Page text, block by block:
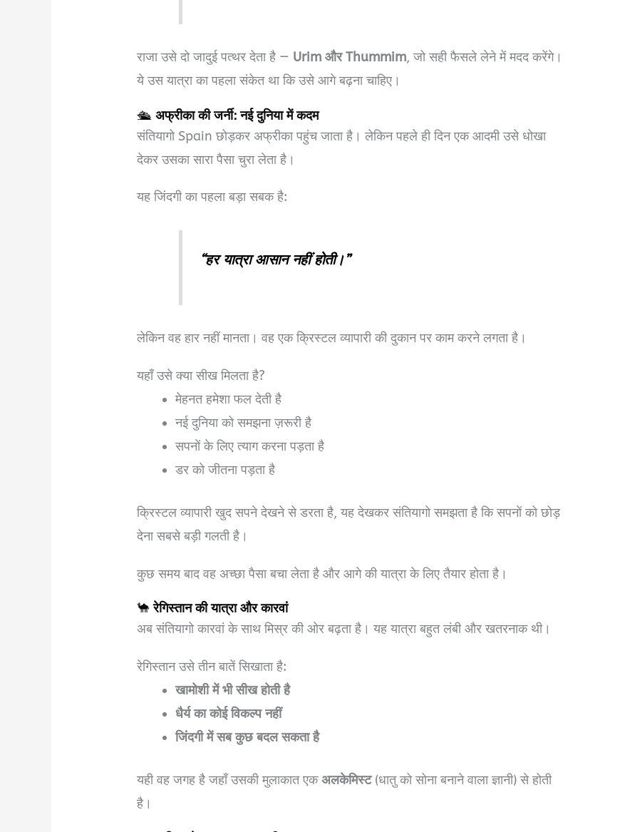
राजा उसे दो जादुई पत्थर देता है — Urim और Thummim, जो सही फैसले लेने में मदद करेंगे।
ये उस यात्रा का पहला संकेत था कि उसे आगे बढ़ना चाहिए।
🛳अफ्रीका की जर्नी: नई दुनिया में कदम
संतियागो Spain छोड़कर अफ्रीका पहुंच जाता है। लेकिन पहले ही दिन एक आदमी उसे धोखा
देकर उसका सारा पैसा चुरा लेता है।
यह जिंदगी का पहला बड़ा सबक है:
“हर यात्रा आसान नहीं होती।”
लेकिन वह हार नहीं मानता। वह एक क्रिस्टल व्यापारी की दुकान पर काम करने लगता है।
यहाँ उसे क्या सीख मिलता है?
मेहनत हमेशा फल देती है
नई दुनिया को समझना ज़रूरी है
सपनों के लिए त्याग करना पड़ता है
डर को जीतना पड़ता है
क्रिस्टल व्यापारी खुद सपने देखने से डरता है, यह देखकर संतियागो समझता है कि सपनों को छोड़
देना सबसे बड़ी गलती है।
कुछ समय बाद वह अच्छा पैसा बचा लेता है और आगे की यात्रा के लिए तैयार होता है।
🐪रेगिस्तान की यात्रा और कारवां
अब संतियागो कारवां के साथ मिस्र की ओर बढ़ता है। यह यात्रा बहुत लंबी और खतरनाक थी।
रेगिस्तान उसे तीन बातें सिखाता है:
खामोशी में भी सीख होती है
धैर्य का कोई विकल्प नहीं
जिंदगी में सब कुछ बदल सकता है
यही वह जगह है जहाँ उसकी मुलाकात एकअलकेमिस्ट(धातु को सोना बनाने वाला ज्ञानी) से होती
है।